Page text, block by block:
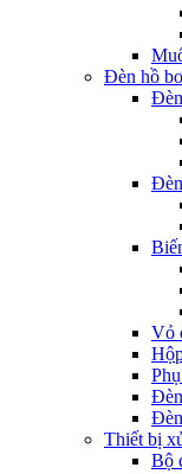
Đèn hồ
Vỏ
Thiết bị
Bộ